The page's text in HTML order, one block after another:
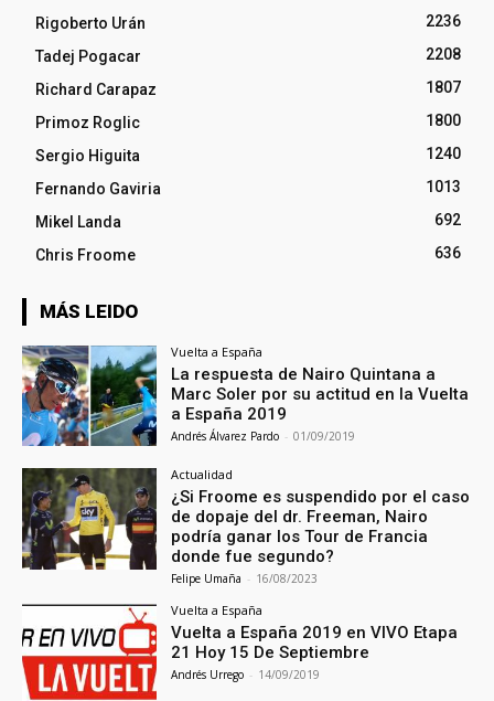
Rigoberto Urán
2236
Tadej Pogacar
2208
Richard Carapaz
1807
Primoz Roglic
1800
Sergio Higuita
1240
Fernando Gaviria
1013
Mikel Landa
692
Chris Froome
636
MÁS LEIDO
Vuelta a España
La respuesta de Nairo Quintana a
Marc Soler por su actitud en la Vuelta
a España 2019
Andrés Álvarez Pardo - 01/09/2019
Actualidad
¿Si Froome es suspendido por el caso
de dopaje del dr. Freeman, Nairo
podría ganar los Tour de Francia
donde fue segundo?
Felipe Umaña - 16/08/2023
Vuelta a España
Vuelta a España 2019 en VIVO Etapa
21 Hoy 15 De Septiembre
Andrés Urrego - 14/09/2019